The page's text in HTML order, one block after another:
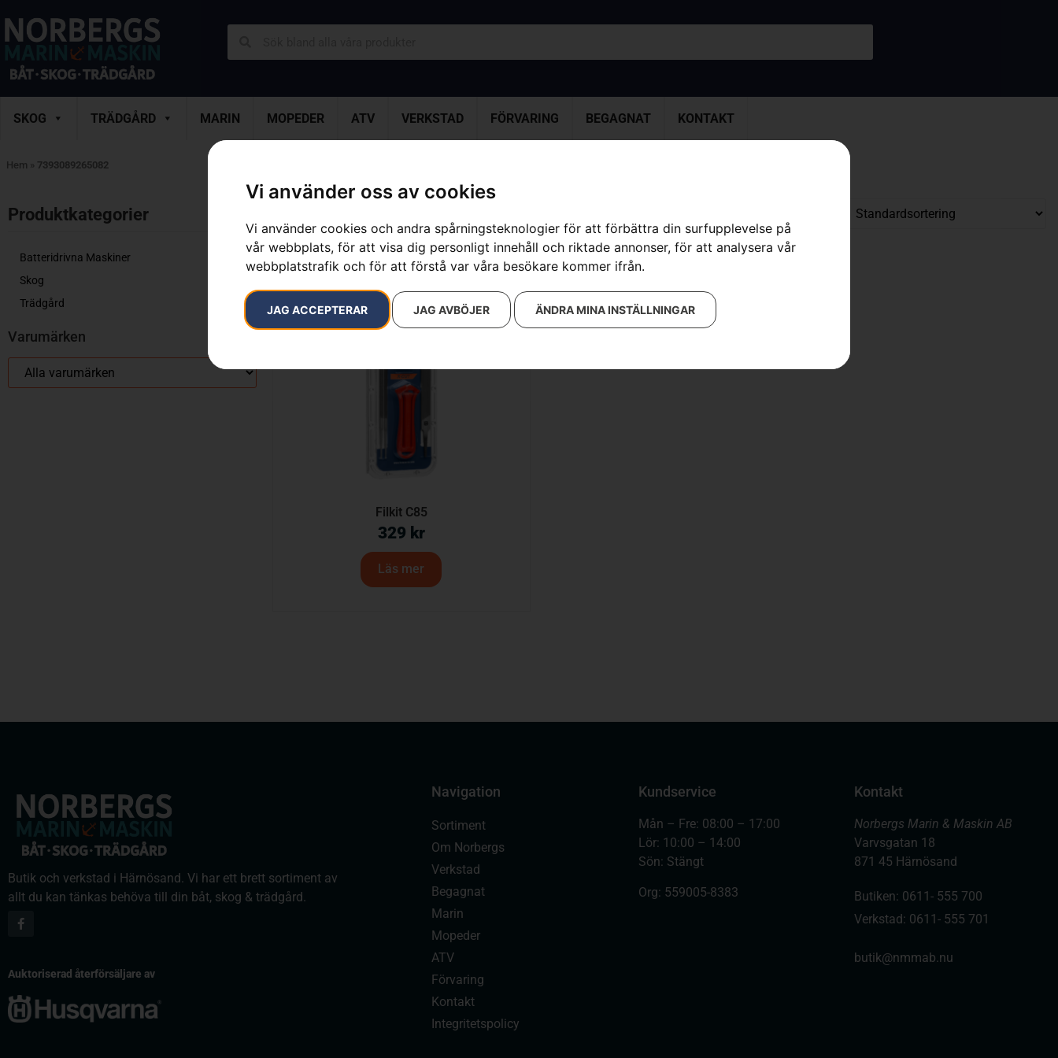
Vi använder oss av cookies
Vi använder cookies och andra spårningsteknologier för att förbättra din surfupplevelse på
vår webbplats, för att visa dig personligt innehåll och riktade annonser, för att analysera vår
webbplatstrafik och för att förstå var våra besökare kommer ifrån.
JAG ACCEPTERAR JAG AVBÖJER ÄNDRA MINA INSTÄLLNINGAR
SKOG TRÄDGÅRD MARIN MOPEDER ATV VERKSTAD FÖRVARING BEGAGNAT KONTAKT
Hem » 7393089265082
Produktkategorier​
Batteridrivna Maskiner
Skog
Trädgård
Varumärken
Filkit C85
329 kr
Läs mer
Butik och verkstad i Härnösand. Vi har ett brett sortiment av
allt du kan tänkas behöva till din båt, skog & trädgård.
Auktoriserad återförsäljare av
Navigation
Sortiment
Om Norbergs
Verkstad
Begagnat
Marin
Mopeder
ATV
Förvaring
Kontakt
Integritetspolicy
Kundservice
Mån – Fre: 08:00 – 17:00
Lör: 10:00 – 14:00
Sön: Stängt
Org: 559005-8383
Kontakt
Norbergs Marin & Maskin AB
Varvsgatan 18
871 45 Härnösand
Butiken: 0611- 555 700
Verkstad: 0611- 555 701
butik@nmmab.nu